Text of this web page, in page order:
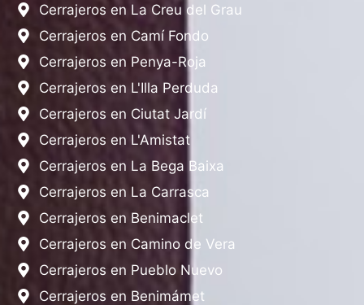
Cerrajeros en La Creu del Grau
Cerrajeros en Camí Fondo
Cerrajeros en Penya-Roja
Cerrajeros en L'Illa Perduda
Cerrajeros en Ciutat Jardí
Cerrajeros en L'Amistat
Cerrajeros en La Bega Baixa
Cerrajeros en La Carrasca
Cerrajeros en Benimaclet
Cerrajeros en Camino de Vera
Cerrajeros en Pueblo Nuevo
Cerrajeros en Benimámet